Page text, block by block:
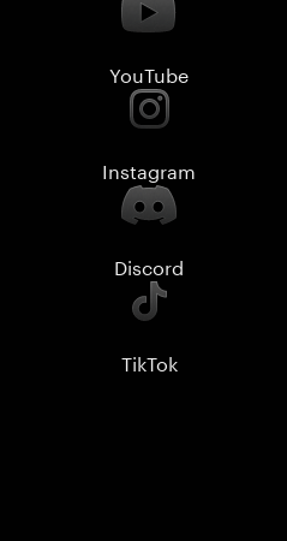
YouTube
Instagram
Discord
TikTok